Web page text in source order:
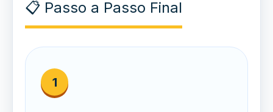
📋 Passo a Passo Final
1